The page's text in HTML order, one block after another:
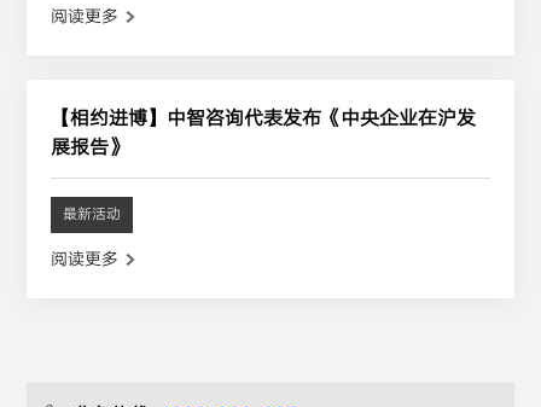
阅读更多
【相约进博】中智咨询代表发布《中央企业在沪发
展报告》
最新活动
阅读更多